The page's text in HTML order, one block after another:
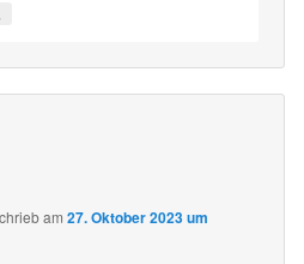
am27. Oktober 2023 um